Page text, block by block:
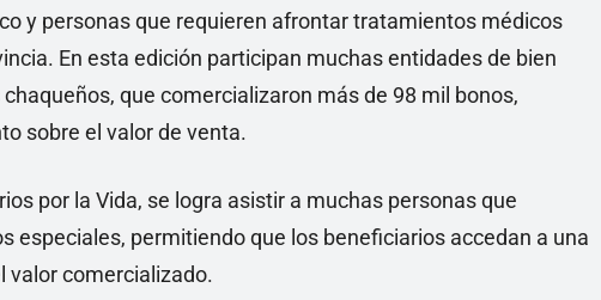
y personas que requieren afrontar tratamientos médicos
En esta edición participan muchas entidades de bien
que comercializaron más de 98 mil bonos,
sobre el valor de venta.
por la Vida, se logra asistir a muchas personas que
especiales, permitiendo que los beneficiarios accedan a una
valor comercializado.